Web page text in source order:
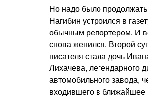
Но надо было продолжать
Нагибин устроился в
обычным репортером. И
снова женился. Второй
писателя стала дочь
Лихачева, легендарного
автомобильного завода,
входившего в ближайшее